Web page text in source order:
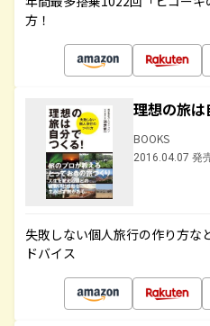
方！
理想の旅は
BOOKS
2016.04.07 発
失敗しない個人旅行の作り方な
ドバイス